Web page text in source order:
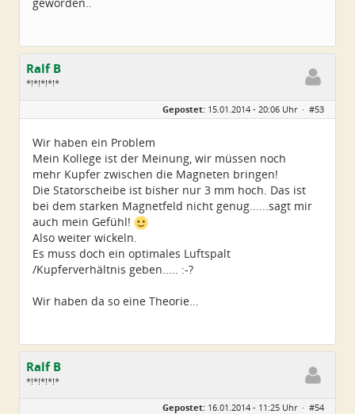
Ralf B
*!*!*!*!*
Geschlecht:
keine Angabe
Beiträge:
659
Gepostet: 15.01.2014 - 20:06 Uhr · #53
Wir haben ein Problem
Mein Kollege ist der Meinung, wir müssen noch
mehr Kupfer zwischen die Magneten bringen!
Die Statorscheibe ist bisher nur 3 mm hoch. Das ist
bei dem starken Magnetfeld nicht genug......sagt mir
auch mein Gefühl!
Also weiter wickeln.
Es muss doch ein optimales Luftspalt
/Kupferverhältnis geben..... :-?
Wir haben da so eine Theorie...
Ralf B
*!*!*!*!*
Gepostet: 16.01.2014 - 11:25 Uhr · #54